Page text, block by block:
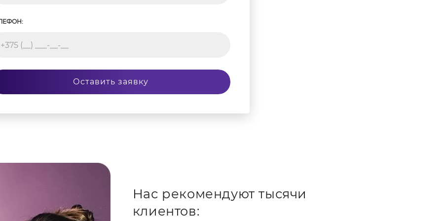
Оставить заявку
Нас рекомендуют тысячи
клиентов: